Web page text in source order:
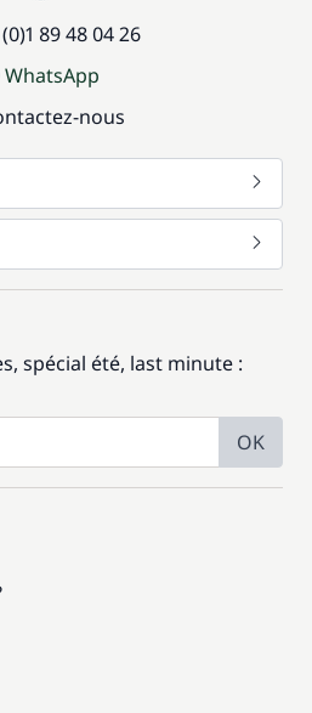
89 48 04 26
WhatsApp
nous
spécial été, last minute :
OK